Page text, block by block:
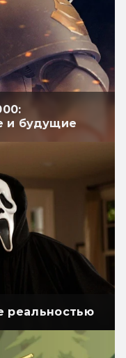
и будущие
реальностью